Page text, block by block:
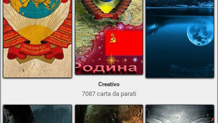
Creativo
7087 carta da parati